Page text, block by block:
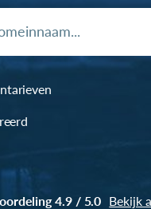
4.9 / 5.0 Bekijk